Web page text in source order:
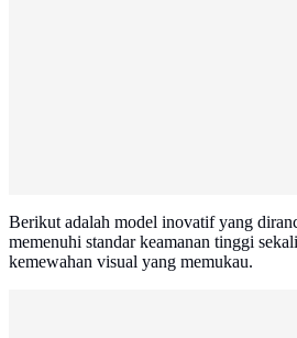
Berikut adalah model inovatif yang
memenuhi standar keamanan tinggi
kemewahan visual yang memukau.